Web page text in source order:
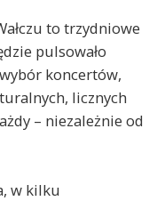
to trzydniowe
pulsowało
koncertów,
licznych
– niezależnie od
w kilku